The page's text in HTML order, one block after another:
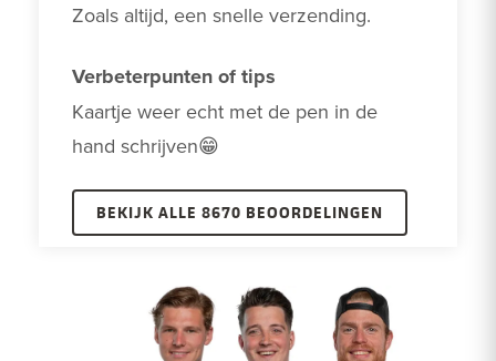
Zoals altijd, een snelle verzending.
Verbeterpunten of tips
Kaartje weer echt met de pen in de
hand schrijven😁
BEKIJK ALLE 8670 BEOORDELINGEN